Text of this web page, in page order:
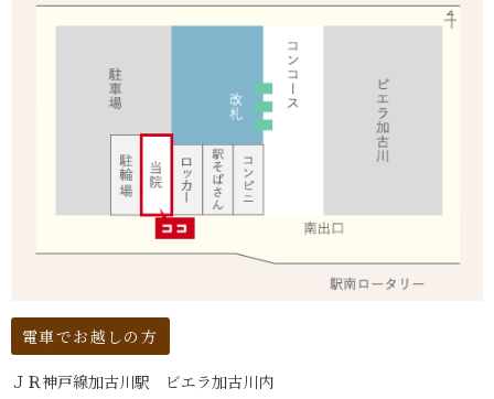
電車でお越しの方
ＪＲ神戸線加古川駅 ビエラ加古川内